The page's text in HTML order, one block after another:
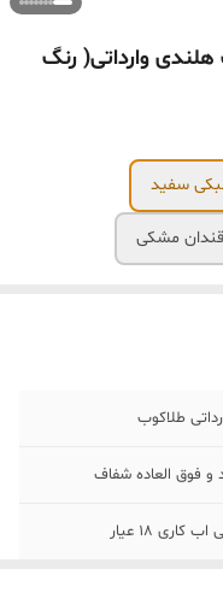
وارداتی( رنگ
سفید
قندان مشکی
طلاکوب
۱۸ عیار